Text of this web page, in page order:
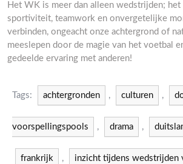
Het WK is meer dan alleen wedstrijden;
sportiviteit, teamwork en onvergetelijke
verbinden, ongeacht onze achtergrond of
meeslepen door de magie van het voetbal
gedeelde ervaring met anderen!
Tags: achtergronden , culturen ,
voorspellingspools , drama ,
frankrijk , inzicht tijdens wedstrijden